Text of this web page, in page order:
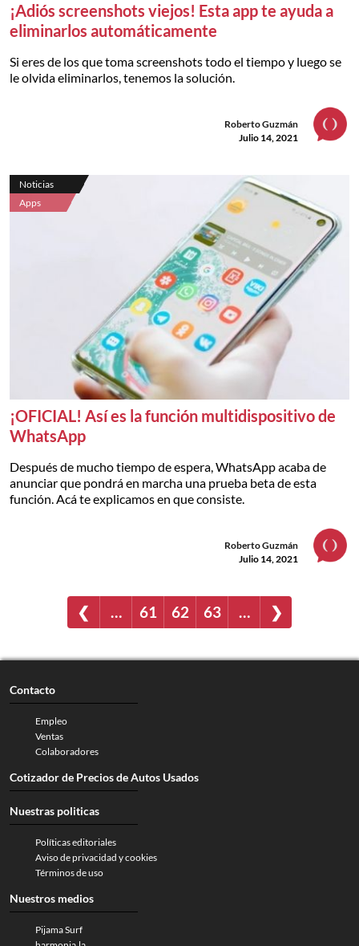
¡Adiós screenshots viejos! Esta app te ayuda a
eliminarlos automáticamente
Si eres de los que toma screenshots todo el tiempo y luego se
le olvida eliminarlos, tenemos la solución.
Roberto Guzmán
Julio 14, 2021
Noticias
Apps
¡OFICIAL! Así es la función multidispositivo de
WhatsApp
Después de mucho tiempo de espera, WhatsApp acaba de
anunciar que pondrá en marcha una prueba beta de esta
función. Acá te explicamos en que consiste.
Roberto Guzmán
Julio 14, 2021
❮ … 61 62 63 … ❯
Contacto
Empleo
Ventas
Colaboradores
Cotizador de Precios de Autos Usados
Nuestras politicas
Políticas editoriales
Aviso de privacidad y cookies
Términos de uso
Nuestros medios
Pijama Surf